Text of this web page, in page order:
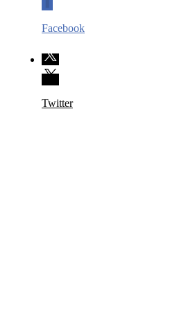
Facebook
Twitter